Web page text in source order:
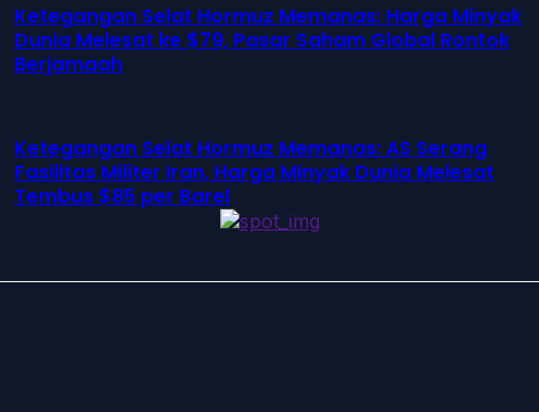
Ketegangan Selat Hormuz Memanas: Harga Minyak
Dunia Melesat ke $79, Pasar Saham Global Rontok
Berjamaah
Ketegangan Selat Hormuz Memanas: AS Serang
Fasilitas Militer Iran, Harga Minyak Dunia Melesat
Tembus $85 per Barel